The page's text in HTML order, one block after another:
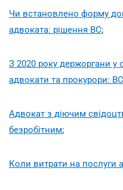
Чи встановлено форму
адвоката: рішення ВС;
З 2020 року держоргани у
адвокати та прокурори: ВС
Адвокат з діючим
безробітним;
Коли витрати на послуги